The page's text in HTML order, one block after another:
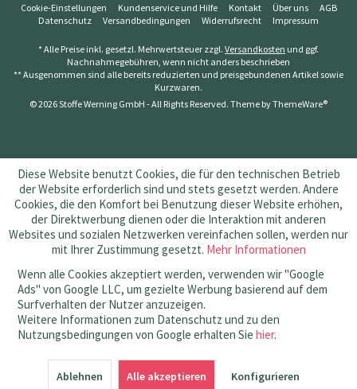
Cookie-Einstellungen Kundenservice und Hilfe Kontakt Über uns
AGB
Datenschutz
Versandbedingungen Widerrufsrecht Impressum
* Alle Preise inkl. gesetzl. Mehrwertsteuer zzgl. Versandkosten und ggf.
Nachnahmegebühren, wenn nicht anders beschrieben
** Ausgenommen sind alle bereits reduzierten und preisgebundenen Artikel sowie
Kurzwaren.
© 2026 Stoffe Werning GmbH - All Rights Reserved. Theme byThemeWare®
Diese Website benutzt Cookies, die für den technischen Betrieb
der Website erforderlich sind und stets gesetzt werden. Andere
Cookies, die den Komfort bei Benutzung dieser Website erhöhen,
der Direktwerbung dienen oder die Interaktion mit anderen
Websites und sozialen Netzwerken vereinfachen sollen, werden nur
mit Ihrer Zustimmung gesetzt. Mehr Informationen
Wenn alle Cookies akzeptiert werden, verwenden wir "Google
Ads" von Google LLC, um gezielte Werbung basierend auf dem
Surfverhalten der Nutzer anzuzeigen.
Weitere Informationen zum Datenschutz und zu den
Nutzungsbedingungen von Google erhalten Sie hier.
Ablehnen Alle akzeptieren Konfigurieren
SEHR GUT (4.83 / 5)
aus145Bewertungen bei: amazon.de, shopvote.de ⓘ
Informationen zur Echtheit der Bewertungen